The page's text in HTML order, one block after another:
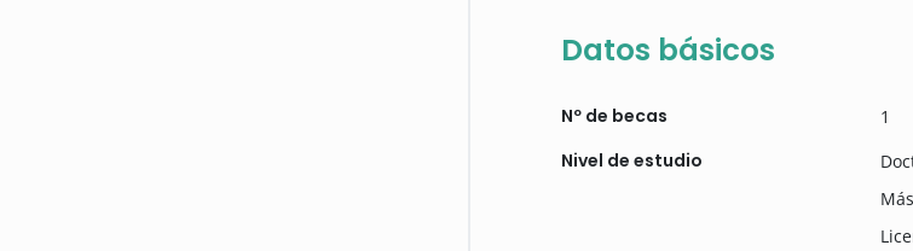
Datos básicos
Nº de becas 1
Nivel de estudio